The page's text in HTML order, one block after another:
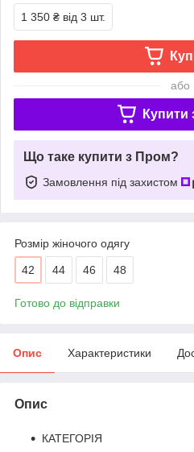
1 350 ₴ від 3 шт.
або
Купити
Що таке купити з Пром?
Замовлення під захистом
Розмір жіночого одягу
42 44 46 48
Готово до відправки
Опис Характеристики
Опис
КАТЕГОРІЯ